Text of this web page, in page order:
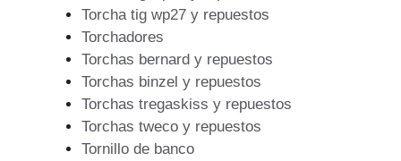
Torcha tig wp27 y repuestos
Torchadores
Torchas bernard y repuestos
Torchas binzel y repuestos
Torchas tregaskiss y repuestos
Torchas tweco y repuestos
Tornillo de banco